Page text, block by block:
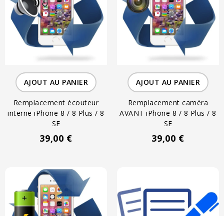
AJOUT AU PANIER
Remplacement écouteur
interne iPhone 8 / 8 Plus / 8
SE
39,00 €
AJOUT AU PANIER
Remplacement caméra
AVANT iPhone 8 / 8 Plus / 8
SE
39,00 €